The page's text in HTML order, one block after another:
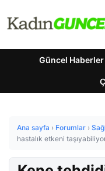
Güncel Haberler
Ana sayfa › Forumlar ›
hastalık etkeni